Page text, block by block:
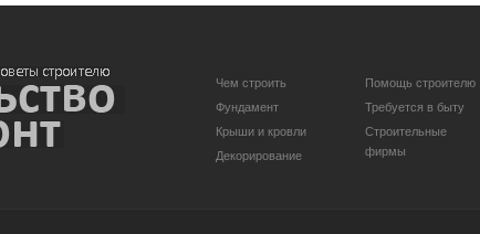
Чем строить
Фундамент
Крыши и кровли
Декорирование
Помощь строителю
Требуется в быту
Строительные
фирмы